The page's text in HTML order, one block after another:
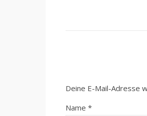
Deine E-Mail-Adresse
Name *